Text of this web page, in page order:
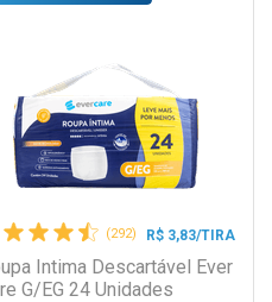
(292) R$ 3,83/TIRA
Intima Descartável Ever
G/EG 24 Unidades